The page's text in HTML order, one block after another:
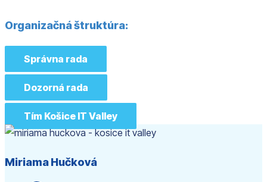
Organizačná štruktúra:
Správna rada
Dozorná rada
Tím Košice IT Valley
Miriama Hučková